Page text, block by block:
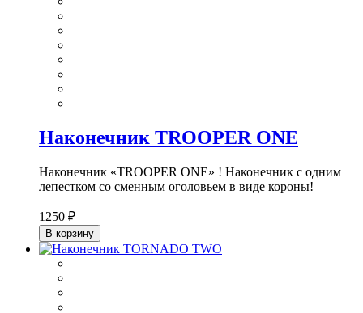
Наконечник TROOPER ONE
Наконечник «TROOPER ONE» ! Наконечник с одним
лепестком со сменным оголовьем в виде короны!
1250 ₽
В корзину